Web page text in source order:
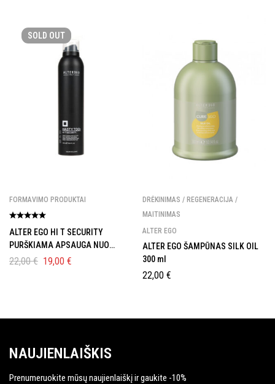
SOLD OUT
FORMAVIMO PRODUKTAI
ALTER EGO HI T SECURITY
PURŠKIAMA APSAUGA NUO
KARŠČIO ŽALOS
22,00€ 19,00 €
DRĖKINIMAS / REGENERACIJA /
MAITINIMAS
ALTER EGO
ALTER EGO ŠAMPŪNAS SILK OIL
300 ml
22,00 €
NAUJIENLAIŠKIS
Prenumeruokite mūsų naujienlaiškį ir gaukite -10%